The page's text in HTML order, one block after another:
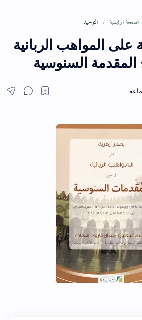
الصفحة الرئيسية التوحيد
على المواهب الربانية
السنوسية